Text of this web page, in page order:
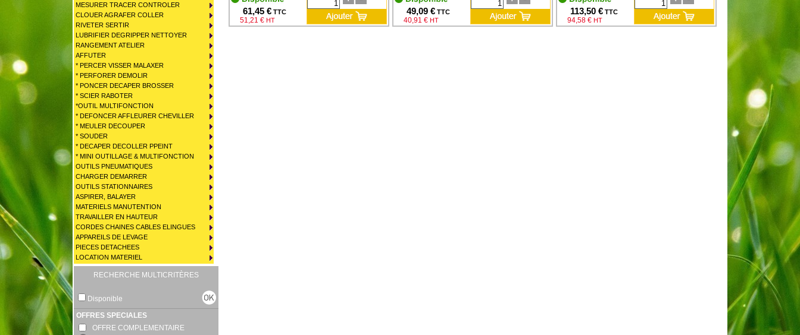
RECHERCHE MULTICRITÈRES
Disponible
OFFRES SPECIALES
OFFRE COMPLEMENTAIRE
61,45 € TTC
51,21 € HT
49,09 € TTC
40,91 € HT
113,50 € TTC
94,58 € HT
MESURER TRACER CONTROLER
CLOUER AGRAFER COLLER
RIVETER SERTIR
LUBRIFIER DEGRIPPER NETTOYER
RANGEMENT ATELIER
AFFUTER
* PERCER VISSER MALAXER
* PERFORER DEMOLIR
* PONCER DECAPER BROSSER
* SCIER RABOTER
*OUTIL MULTIFONCTION
* DEFONCER AFFLEURER CHEVILLER
* MEULER DECOUPER
* SOUDER
* DECAPER DECOLLER PPEINT
* MINI OUTILLAGE & MULTIFONCTION
OUTILS PNEUMATIQUES
CHARGER DEMARRER
OUTILS STATIONNAIRES
ASPIRER, BALAYER
MATERIELS MANUTENTION
TRAVAILLER EN HAUTEUR
CORDES CHAINES CABLES ELINGUES
APPAREILS DE LEVAGE
PIECES DETACHEES
LOCATION MATERIEL